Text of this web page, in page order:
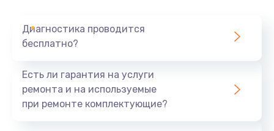
Заказать
Диагностика проводится
бесплатно?
Есть ли гарантия на услуги
ремонта и на используемые
при ремонте комплектующие?